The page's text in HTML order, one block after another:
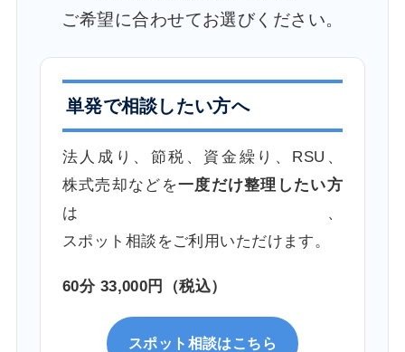
ご希望に合わせてお選びください。
単発で相談したい方へ
法人成り、節税、資金繰り、RSU、
株式売却などを一度だけ整理したい方
は、
スポット相談をご利用いただけます。
60分 33,000円（税込）
スポット相談はこちら